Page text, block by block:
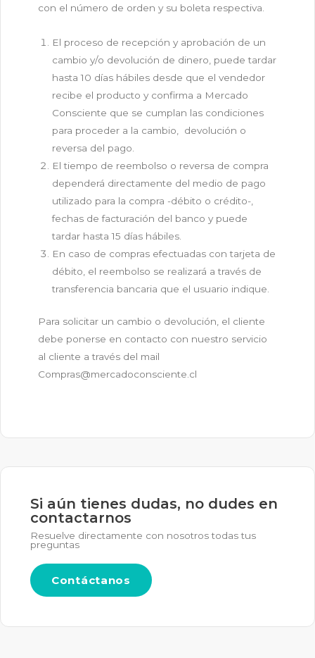
con el número de orden y su boleta respectiva.
El proceso de recepción y aprobación de un
cambio y/o devolución de dinero, puede tardar
hasta 10 días hábiles desde que el vendedor
recibe el producto y confirma a Mercado
Consciente que se cumplan las condiciones
para proceder a la cambio, devolución o
reversa del pago.
El tiempo de reembolso o reversa de compra
dependerá directamente del medio de pago
utilizado para la compra -débito o crédito-,
fechas de facturación del banco y puede
tardar hasta 15 días hábiles.
En caso de compras efectuadas con tarjeta de
débito, el reembolso se realizará a través de
transferencia bancaria que el usuario indique.
Para solicitar un cambio o devolución, el cliente
debe ponerse en contacto con nuestro servicio
al cliente a través del mail
Compras@mercadoconsciente.cl
Si aún tienes dudas, no dudes en
contactarnos
Resuelve directamente con nosotros todas tus
preguntas
Contáctanos